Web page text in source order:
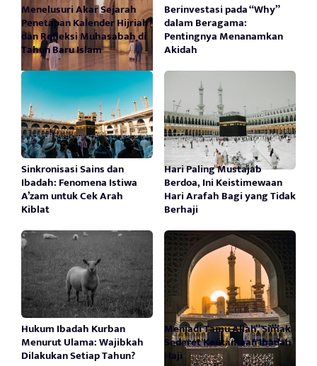
Menelusuri Akar Sejarah
Penetapan Kalender Hijriah
dan Refleksi Muhasabah di
Tahun Baru Islam
Berinvestasi pada “Why”
dalam Beragama:
Pentingnya Menanamkan
Akidah
Sinkronisasi Sains dan
Ibadah: Fenomena Istiwa
A’zam untuk Cek Arah
Kiblat
Hari Paling Mustajab
Berdoa, Ini Keistimewaan
Hari Arafah Bagi yang Tidak
Berhaji
Hukum Ibadah Kurban
Menurut Ulama: Wajibkah
Dilakukan Setiap Tahun?
Menjadi Tamu Allah, Simak
Sederet Keutamaan Ibadah
Haji